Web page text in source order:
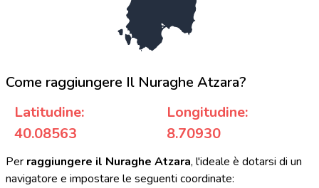
Come raggiungere Il Nuraghe Atzara?
Latitudine:
40.08563
Longitudine:
8.70930
Per raggiungere il Nuraghe Atzara, l'ideale è dotarsi di un
navigatore e impostare le seguenti coordinate: